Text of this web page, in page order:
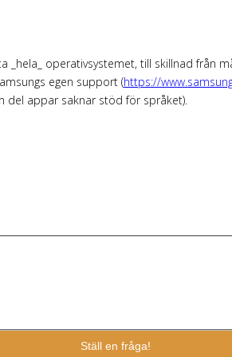
_hela_ operativsystemet, till skillnad
egen support (https://
del appar saknar stöd för språket).
Ställ en fråga!